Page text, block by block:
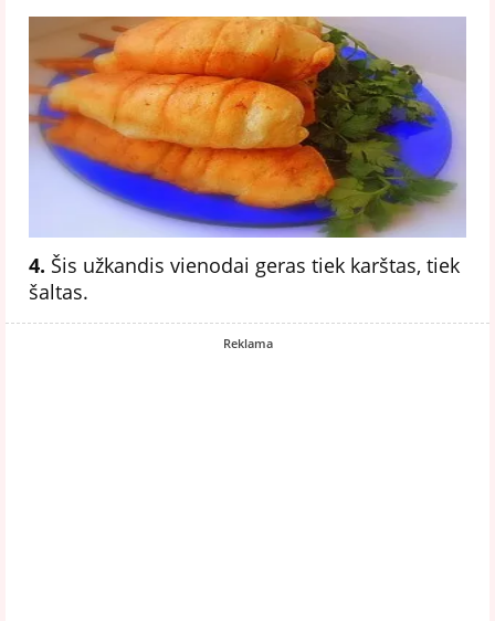
4. Šis užkandis vienodai geras tiek karštas, tiek
šaltas.
Reklama